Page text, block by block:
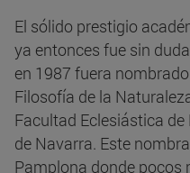
El sólido prestigio
ya entonces fue sin
en 1987 fuera
Filosofía de la
Facultad Eclesiástica
de Navarra. Este
Pamplona donde pocos